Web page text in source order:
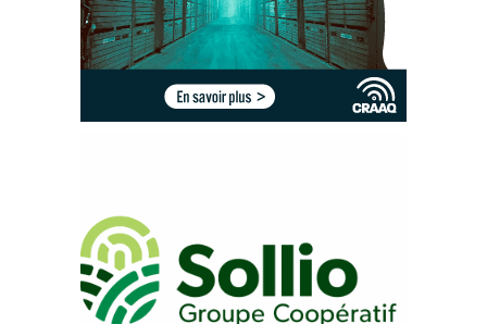
Le château de Cyr est fier de
vous offrir entière satisfaction avec
ses produits de qualité.
info@chateaudecyr.com
Cell.: 450-513-1770